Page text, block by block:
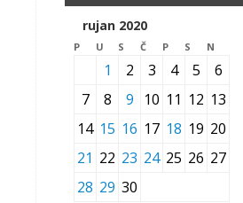
rujan 2020
P U S Č P S N
1 2 3 4 5
6
7
8 9 10 11 12 13
14 15 16 17 18 19 20
21 22 23 24 25 26 27
28 29 30